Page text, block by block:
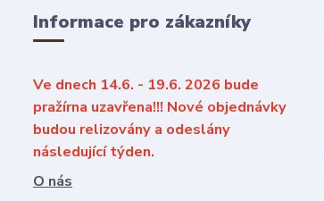
Informace pro zákazníky
Ve dnech 14.6. - 19.6. 2026 bude
pražírna uzavřena!!! Nové objednávky
budou relizovány a odeslány
následující týden.
O nás